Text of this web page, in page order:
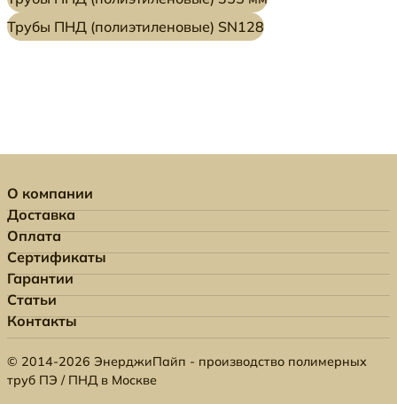
Трубы ПНД (полиэтиленовые) SN128
О компании
Доставка
Оплата
Сертификаты
Гарантии
Статьи
Контакты
© 2014-2026 ЭнерджиПайп - производство полимерных
труб ПЭ / ПНД в Москве